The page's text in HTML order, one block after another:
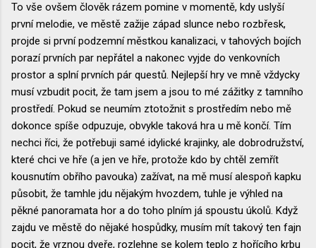
To vše ovšem člověk rázem pomine v momentě, kdy uslyší
první melodie, ve městě zažije západ slunce nebo rozbřesk,
projde si první podzemní městkou kanalizaci, v tahových bojích
porazí prvních par nepřátel a nakonec vyjde do venkovních
prostor a splní prvních pár questů. Nejlepší hry ve mně vždycky
musí vzbudit pocit, že tam jsem a jsou to mé zážitky z tamního
prostředí. Pokud se neumím ztotožnit s prostředím nebo mě
dokonce spíše odpuzuje, obvykle taková hra u mě končí. Tím
nechci říci, že potřebuji samé idylické krajinky, ale dobrodružství,
které chci ve hře (a jen ve hře, protože kdo by chtěl zemřít
kousnutím obřího pavouka) zažívat, na mě musí alespoň kapku
působit, že tamhle jdu nějakým hvozdem, tuhle je výhled na
pěkné panoramata hor a do toho plním já spoustu úkolů. Když
zajdu ve městě do nějaké hospůdky, musím mít takový ten fajn
pocit, že vrznou dveře, rozlehne se kolem teplo z hořícího krbu